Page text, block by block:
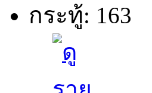
กระทู้: 163